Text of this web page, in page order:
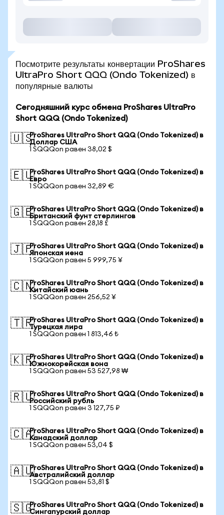
Посмотрите результаты конвертации ProShares
UltraPro Short QQQ (Ondo Tokenized) в
популярные валюты
Сегодняшний курс обмена ProShares UltraPro
Short QQQ (Ondo Tokenized)
🇺🇸ProShares UltraPro Short QQQ (Ondo Tokenized) в
Доллар США
1 SQQQon равен 38,02 $
🇪🇺ProShares UltraPro Short QQQ (Ondo Tokenized) в
Евро
1 SQQQon равен 32,89 €
🇬🇧ProShares UltraPro Short QQQ (Ondo Tokenized) в
Британский фунт стерлингов
1 SQQQon равен 28,18 £
🇯🇵ProShares UltraPro Short QQQ (Ondo Tokenized) в
Японская иена
1 SQQQon равен 5 999,75 ¥
🇨🇳ProShares UltraPro Short QQQ (Ondo Tokenized) в
Китайский юань
1 SQQQon равен 256,52 ¥
🇹🇷ProShares UltraPro Short QQQ (Ondo Tokenized) в
Турецкая лира
1 SQQQon равен 1 813,46 ₺
🇰🇷ProShares UltraPro Short QQQ (Ondo Tokenized) в
Южнокорейская вона
1 SQQQon равен 53 527,98 ₩
🇷🇺ProShares UltraPro Short QQQ (Ondo Tokenized) в
Российский рубль
1 SQQQon равен 3 127,75 ₽
🇨🇦ProShares UltraPro Short QQQ (Ondo Tokenized) в
Канадский доллар
1 SQQQon равен 53,04 $
🇦🇺ProShares UltraPro Short QQQ (Ondo Tokenized) в
Австралийский доллар
1 SQQQon равен 53,81 $
🇸🇬ProShares UltraPro Short QQQ (Ondo Tokenized) в
Сингапурский доллар